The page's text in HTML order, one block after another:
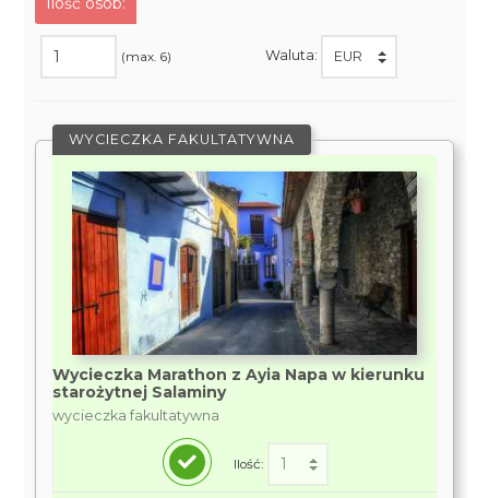
(max. 6) Waluta:
WYCIECZKA FAKULTATYWNA
Wycieczka Marathon z Ayia Napa w kierunku
starożytnej Salaminy
wycieczka fakultatywna
Ilość: